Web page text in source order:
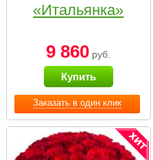
Заказать в один клик
«Итальянка»
9 860 руб.
Купить